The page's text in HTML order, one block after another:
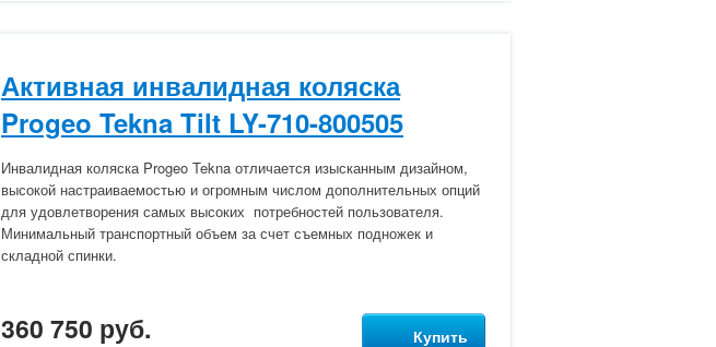
Активная инвалидная коляска
Progeo Tekna Tilt LY-710-800505
Инвалидная коляска Progeo Tekna отличается изысканным дизайном,
высокой настраиваемостью и огромным числом дополнительных опций
для удовлетворения самых высоких потребностей пользователя.
Минимальный транспортный объем за счет съемных подножек и
складной спинки.
360 750 руб. Купить